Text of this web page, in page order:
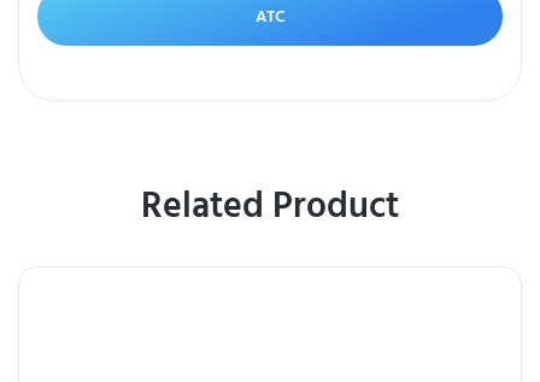
ATC
Related Product